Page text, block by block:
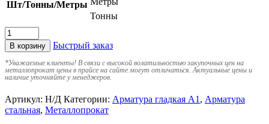
Шт/Тонны/Метры
Тонны
В корзину Быстрый заказ
*Уважаемые клиенты! В связи с высокой волатильностью закупочных цен на
металлопрокат цены в прайсе на сайте могут отличаться. Актуальные цены и
наличие уточняйте у менеджеров.
Артикул: Н/Д Категории: Арматура гладкая А1 , Арматура
стальная, Металлопрокат